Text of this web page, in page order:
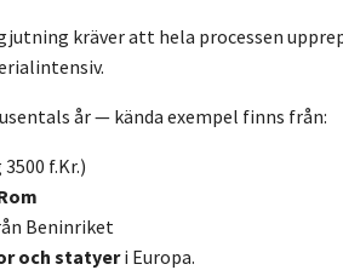
kräver att hela processen
år — kända exempel finns från:
f.Kr.)
Beninriket
och statyeri Europa.